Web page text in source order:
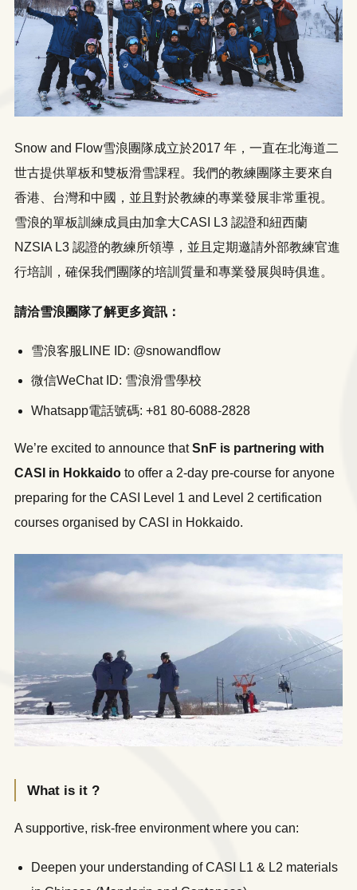
Snow and Flow雪浪團隊成立於2017 年，一直在北海道二
世古提供單板和雙板滑雪課程。我們的教練團隊主要來自
香港、台灣和中國，並且對於教練的專業發展非常重視。
雪浪的單板訓練成員由加拿大CASI L3 認證和紐西蘭
NZSIA L3 認證的教練所領導，並且定期邀請外部教練官進
行培訓，確保我們團隊的培訓質量和專業發展與時俱進。
請洽雪浪團隊了解更多資訊：
雪浪客服LINE ID: @snowandflow
微信WeChat ID: 雪浪滑雪學校
Whatsapp電話號碼: +81 80-6088-2828
We’re excited to announce thatSnF is partnering with
CASI in Hokkaidoto offer a 2-day pre-course for anyone
preparing for the CASI Level 1 and Level 2 certification
courses organised by CASI in Hokkaido.
What is it ?
A supportive, risk-free environment where you can:
Deepen your understanding of CASI L1 & L2 materials